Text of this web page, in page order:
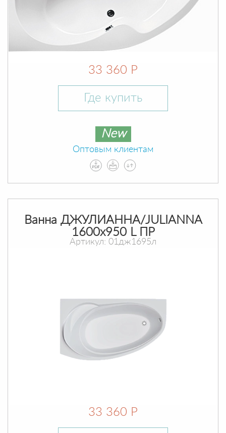
33 360 Р
Где купить
New
Оптовым клиентам
Ванна ДЖУЛИАННА/JULIANNA
1600х950 L ПР
Артикул: 01дж1695л
33 360 Р